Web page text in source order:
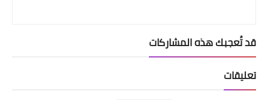
قد تُعجبك هذه المشاركات
تعليقات